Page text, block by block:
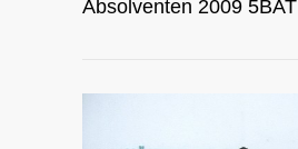
Absolventen 2009 5BAT